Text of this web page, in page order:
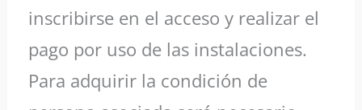
inscribirse en el acceso y realizar el
pago por uso de las instalaciones.
Para adquirir la condición de